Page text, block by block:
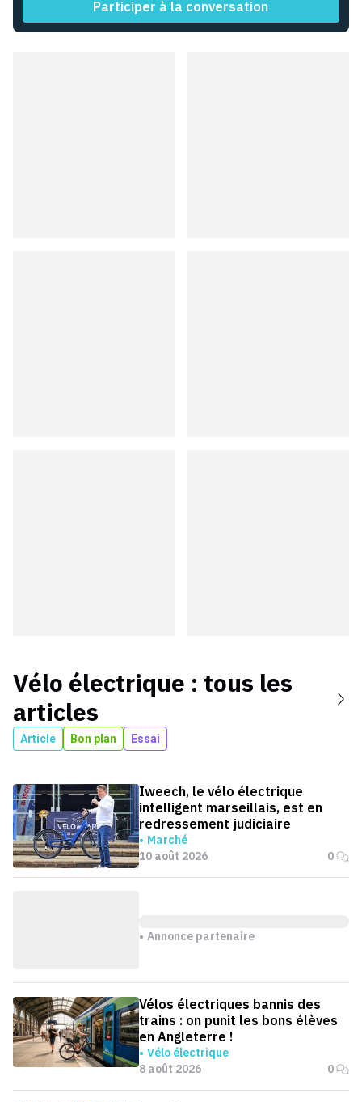
Participer à la conversation
Vélo électrique : tous les
articles
Article Bon plan Essai
Iweech, le vélo électrique
intelligent marseillais, est en
redressement judiciaire
Marché
10 août 2026
0
Annonce partenaire
Vélos électriques bannis des
trains : on punit les bons élèves
en Angleterre !
Vélo électrique
8 août 2026
0